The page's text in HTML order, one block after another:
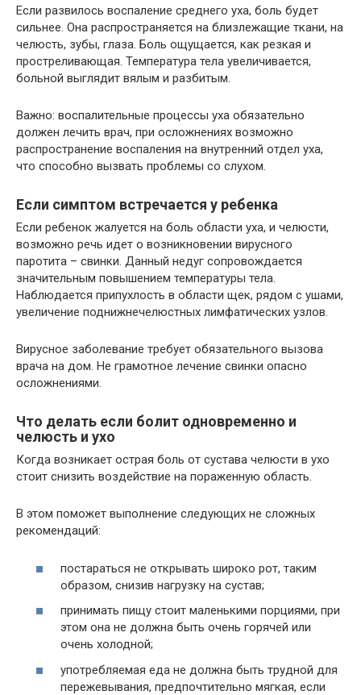
Если развилось воспаление среднего уха, боль будет
сильнее. Она распространяется на близлежащие ткани, на
челюсть, зубы, глаза. Боль ощущается, как резкая и
простреливающая. Температура тела увеличивается,
больной выглядит вялым и разбитым.
Важно: воспалительные процессы уха обязательно
должен лечить врач, при осложнениях возможно
распространение воспаления на внутренний отдел уха,
что способно вызвать проблемы со слухом.
Если симптом встречается у ребенка
Если ребенок жалуется на боль области уха, и челюсти,
возможно речь идет о возникновении вирусного
паротита – свинки. Данный недуг сопровождается
значительным повышением температуры тела.
Наблюдается припухлость в области щек, рядом с ушами,
увеличение поднижнечелюстных лимфатических узлов.
Вирусное заболевание требует обязательного вызова
врача на дом. Не грамотное лечение свинки опасно
осложнениями.
Что делать если болит одновременно и
челюсть и ухо
Когда возникает острая боль от сустава челюсти в ухо
стоит снизить воздействие на пораженную область.
В этом поможет выполнение следующих не сложных
рекомендаций:
постараться не открывать широко рот, таким
образом, снизив нагрузку на сустав;
принимать пищу стоит маленькими порциями, при
этом она не должна быть очень горячей или
очень холодной;
употребляемая еда не должна быть трудной для
пережевывания, предпочтительно мягкая, если